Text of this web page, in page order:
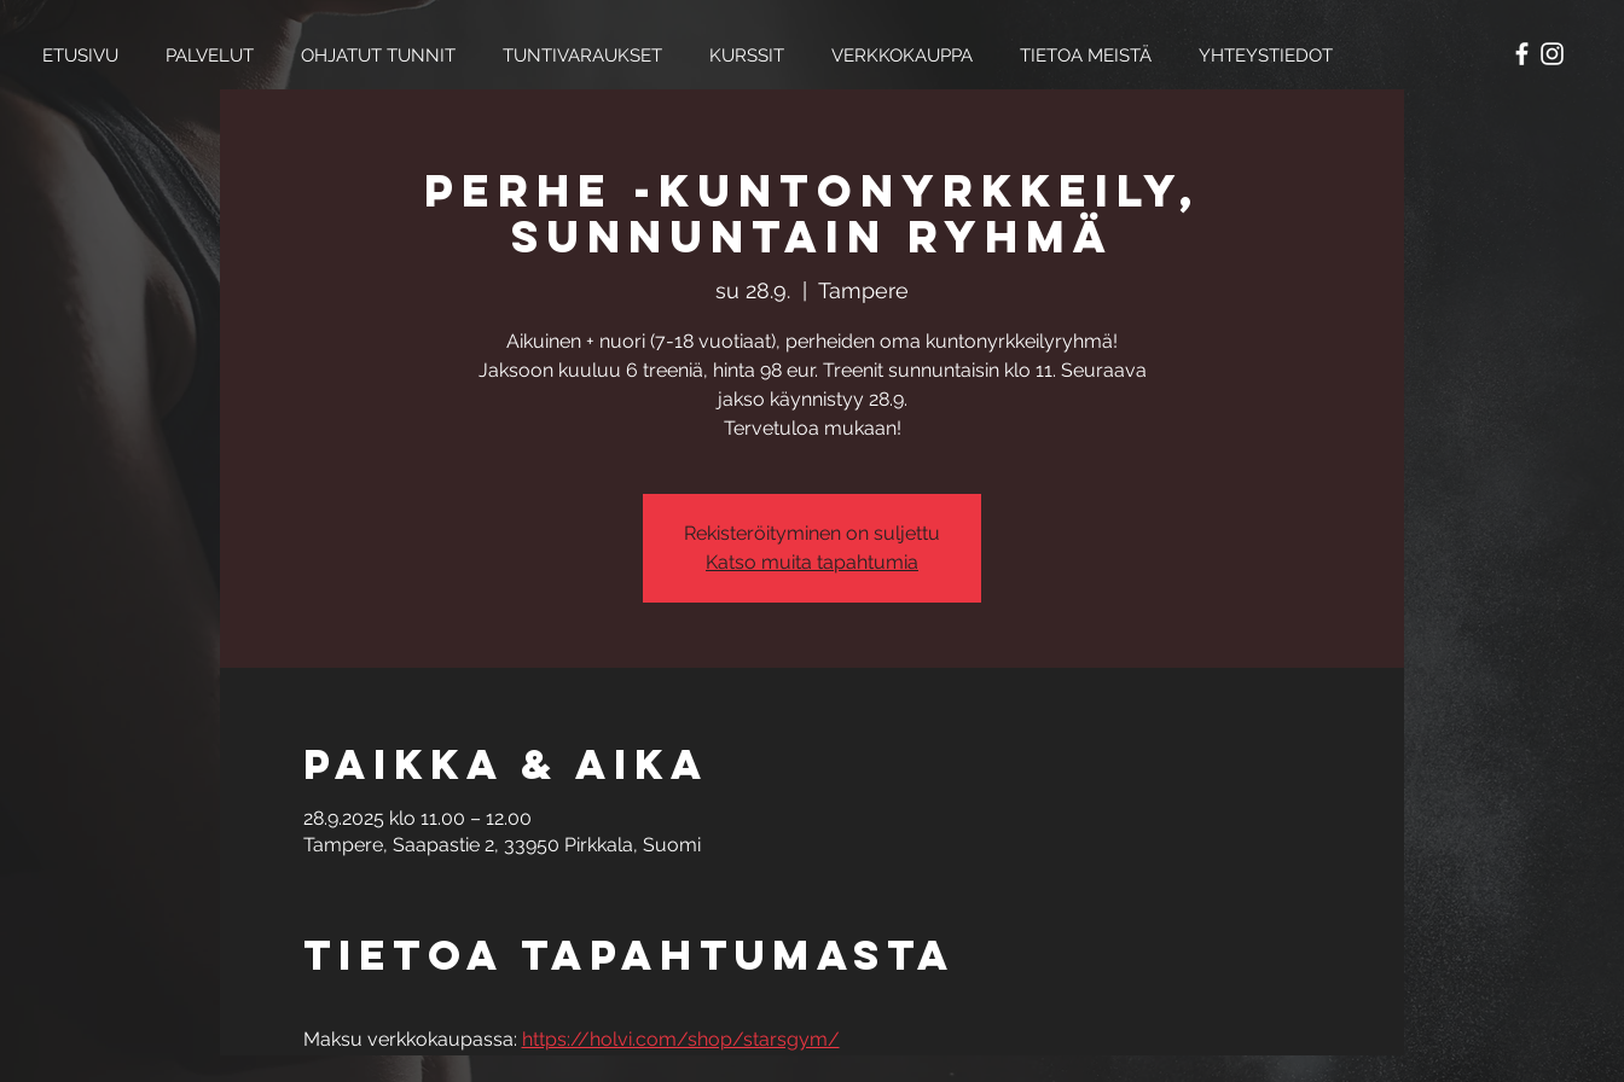
ETUSIVU PALVELUT OHJATUT TUNNIT TUNTIVARAUKSET KURSSIT VERKKOKAUPPA TIETOA MEISTÄ YHTEYSTIEDOT
Perhe -kuntonyrkkeily,
sunnuntain ryhmä
su 28.9.
  |
Tampere
Aikuinen + nuori (7-18 vuotiaat), perheiden oma kuntonyrkkeilyryhmä!
Jaksoon kuuluu 6 treeniä, hinta 98 eur. Treenit sunnuntaisin klo 11. Seuraava
jakso käynnistyy 28.9.
Tervetuloa mukaan!
Rekisteröityminen on suljettu
Katso muita tapahtumia
Paikka & aika
28.9.2025 klo 11.00 – 12.00
Tampere, Saapastie 2, 33950 Pirkkala, Suomi
Tietoa tapahtumasta
Maksu verkkokaupassa: https://holvi.com/shop/starsgym/